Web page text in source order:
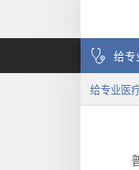
给专
给专业医